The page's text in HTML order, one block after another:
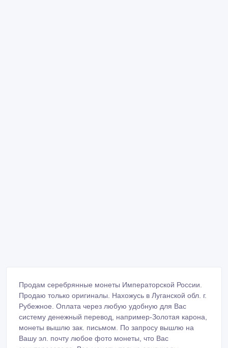
Продам серебрянные монеты Императорской России.
Продаю только оригиналы. Нахожусь в Луганской обл. г.
Рубежное. Оплата через любую удобную для Вас
систему денежный перевод, например-Золотая карона,
монеты вышлю зак. письмом. По запросу вышлю на
Вашу эл. почту любое фото монеты, что Вас